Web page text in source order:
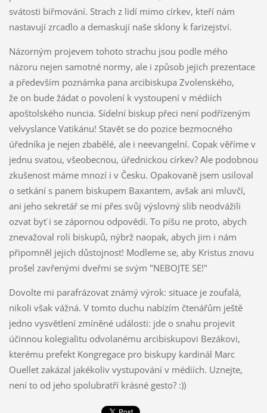
svátosti biřmování. Strach z lidí mimo církev, kteří nám
nastavují zrcadlo a demaskují naše sklony k farizejství.
Názorným projevem tohoto strachu jsou podle mého
názoru nejen samotné normy, ale i způsob jejich prezentace
a především poznámka pana arcibiskupa Zvolenského,
že on bude žádat o povolení k vystoupení v médiích
apoštolského nuncia. Sídelní biskup přeci není podřízeným
velvyslance Vatikánu! Stavět se do pozice bezmocného
úředníka je nejen zbabělé, ale i neevangelní. Copak věříme v
jednu svatou, všeobecnou, úřednickou církev? Ale podobnou
zkušenost máme mnozí i v Česku. Opakovaně jsem usiloval
o setkání s panem biskupem Baxantem, avšak ani mluvčí,
ani jeho sekretář se mi přes svůj výslovný slib neodvážili
ozvat byť i se zápornou odpovědí. To píšu ne proto, abych
znevažoval roli biskupů, nýbrž naopak, abych jim i nám
připomněl jejich důstojnost! Modleme se, aby Kristus znovu
prošel zavřenými dveřmi se svým "NEBOJTE SE!"
Dovolte mi parafrázovat známý výrok: situace je zoufalá,
nikoli však vážná. V tomto duchu nabízím čtenářům ještě
jedno vysvětlení zmíněné události: jde o snahu projevit
účinnou kolegialitu odvolanému arcibiskupovi Bezákovi,
kterému prefekt Kongregace pro biskupy kardinál Marc
Ouellet zakázal jakékoliv vystupování v médiích. Uznejte,
není to od jeho spolubratří krásné gesto? :))